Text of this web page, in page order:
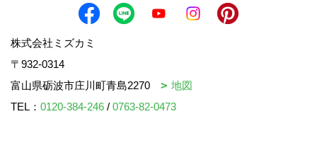
株式会社ミズカミ
〒932-0314
富山県砺波市庄川町青島2270
地図
TEL： 0120-384-246 / 0763-82-0473